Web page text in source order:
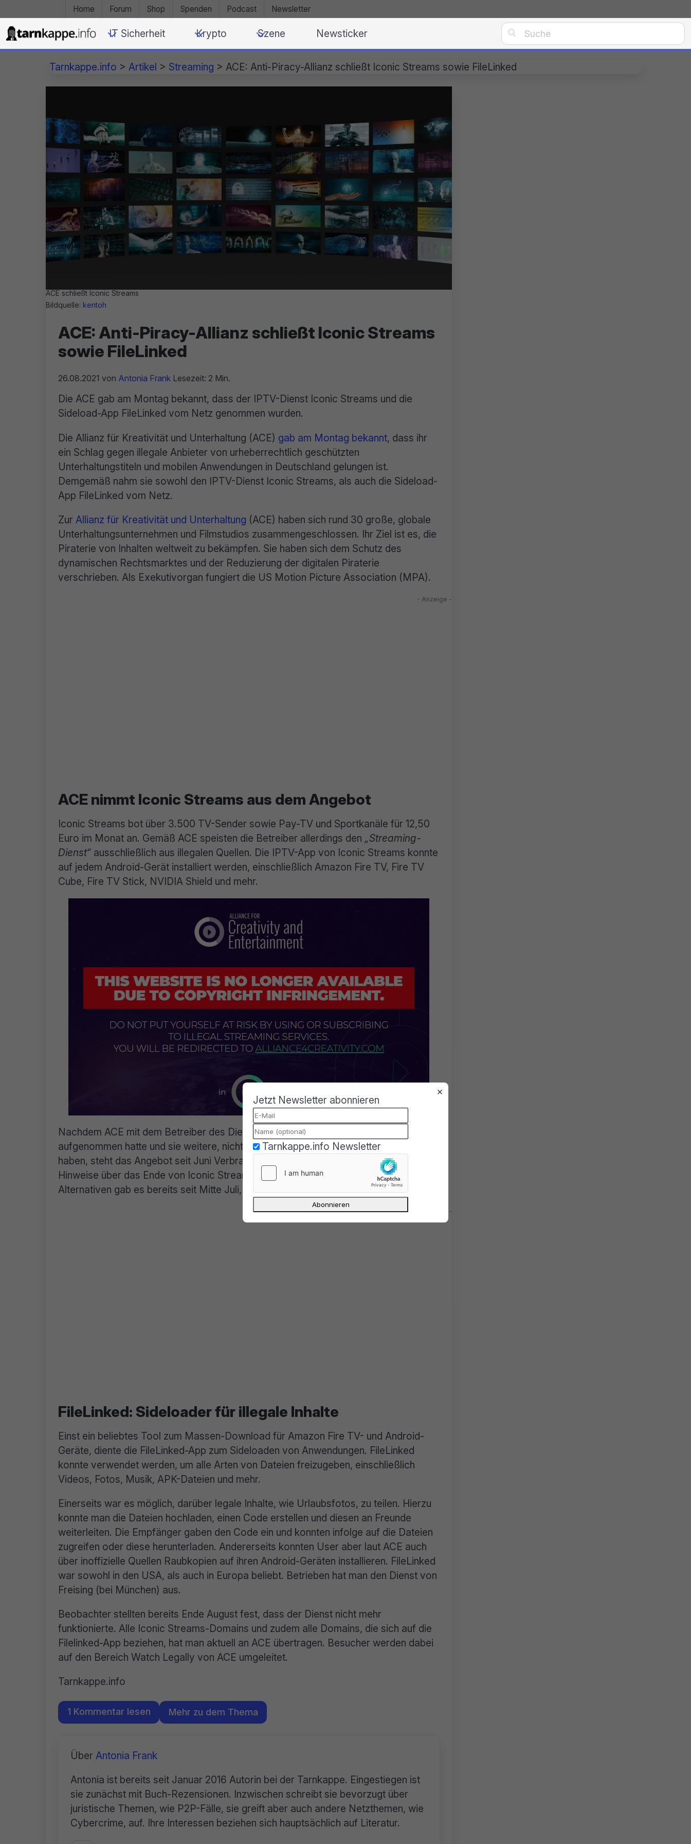
Home Forum Shop Spenden Podcast Newsletter
IT Sicherheit Krypto Szene Newsticker 
Tarnkappe.info > Artikel > Streaming > ACE: Anti-Piracy-Allianz schließt Iconic Streams sowie FileLinked
ACE schließt Iconic Streams
Bildquelle: kentoh
ACE: Anti-Piracy-Allianz schließt Iconic Streams
sowie FileLinked
26.08.2021 von Antonia Frank Lesezeit: 2 Min.
Die ACE gab am Montag bekannt, dass der IPTV-Dienst Iconic Streams und die
Sideload-App FileLinked vom Netz genommen wurden.
Die Allianz für Kreativität und Unterhaltung (ACE) gab am Montag bekannt, dass ihr
ein Schlag gegen illegale Anbieter von urheberrechtlich geschützten
Unterhaltungstiteln und mobilen Anwendungen in Deutschland gelungen ist.
Demgemäß nahm sie sowohl den IPTV-Dienst Iconic Streams, als auch die Sideload-
App FileLinked vom Netz.
Zur Allianz für Kreativität und Unterhaltung (ACE) haben sich rund 30 große, globale
Unterhaltungsunternehmen und Filmstudios zusammengeschlossen. Ihr Ziel ist es, die
Piraterie von Inhalten weltweit zu bekämpfen. Sie haben sich dem Schutz des
dynamischen Rechtsmarktes und der Reduzierung der digitalen Piraterie
verschrieben. Als Exekutivorgan fungiert die US Motion Picture Association (MPA).
ACE nimmt Iconic Streams aus dem Angebot
Iconic Streams bot über 3.500 TV-Sender sowie Pay-TV und Sportkanäle für 12,50
Euro im Monat an. Gemäß ACE speisten die Betreiber allerdings den „Streaming-
Dienst“ ausschließlich aus illegalen Quellen. Die IPTV-App von Iconic Streams konnte
auf jedem Android-Gerät installiert werden, einschließlich Amazon Fire TV, Fire TV
Cube, Fire TV Stick, NVIDIA Shield und mehr.
Nachdem ACE mit dem Betreiber des Dienstes in Dresden den Kontakt
aufgenommen hatte und sie weitere, nicht näher bezeichnete Maßnahmen eingeleitet
haben, steht das Angebot seit Juni Verbrauchern nicht mehr zur Verfügung. Die ersten
Hinweise über das Ende von Iconic Streams mit Tipps auf mehr oder weniger legale
Alternativen gab es bereits seit Mitte Juli, beispielsweise auf firesticktricks.com.
FileLinked: Sideloader für illegale Inhalte
Einst ein beliebtes Tool zum Massen-Download für Amazon Fire TV- und Android-
Geräte, diente die FileLinked-App zum Sideloaden von Anwendungen. FileLinked
konnte verwendet werden, um alle Arten von Dateien freizugeben, einschließlich
Videos, Fotos, Musik, APK-Dateien und mehr.
Einerseits war es möglich, darüber legale Inhalte, wie Urlaubsfotos, zu teilen. Hierzu
konnte man die Dateien hochladen, einen Code erstellen und diesen an Freunde
weiterleiten. Die Empfänger gaben den Code ein und konnten infolge auf die Dateien
zugreifen oder diese herunterladen. Andererseits konnten User aber laut ACE auch
über inoffizielle Quellen Raubkopien auf ihren Android-Geräten installieren. FileLinked
war sowohl in den USA, als auch in Europa beliebt. Betrieben hat man den Dienst von
Freising (bei München) aus.
Beobachter stellten bereits Ende August fest, dass der Dienst nicht mehr
funktionierte. Alle Iconic Streams-Domains und zudem alle Domains, die sich auf die
Filelinked-App beziehen, hat man aktuell an ACE übertragen. Besucher werden dabei
auf den Bereich Watch Legally von ACE umgeleitet.
Tarnkappe.info
1 Kommentar lesen Mehr zu dem Thema
Über Antonia Frank
Antonia ist bereits seit Januar 2016 Autorin bei der Tarnkappe. Eingestiegen ist
sie zunächst mit Buch-Rezensionen. Inzwischen schreibt sie bevorzugt über
juristische Themen, wie P2P-Fälle, sie greift aber auch andere Netzthemen, wie
Cybercrime, auf. Ihre Interessen beziehen sich hauptsächlich auf Literatur.
×
Jetzt Newsletter abonnieren
Tarnkappe.info Newsletter